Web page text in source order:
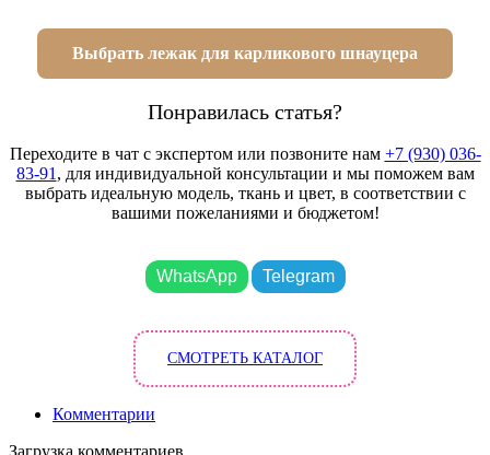
Выбрать лежак для карликового шнауцера
Понравилась статья?
Переходите в чат с экспертом или позвоните нам +7 (930) 036-
83-91 , для индивидуальной консультации и мы поможем вам
выбрать идеальную модель, ткань и цвет, в соответствии с
вашими пожеланиями и бюджетом!
WhatsApp Telegram
СМОТРЕТЬ КАТАЛОГ
Комментарии
Загрузка комментариев...